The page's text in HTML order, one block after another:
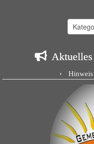
Aktuelles
Hinweis